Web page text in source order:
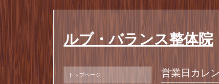
ルブ・バランス整体院
営業日カレ
トップページ